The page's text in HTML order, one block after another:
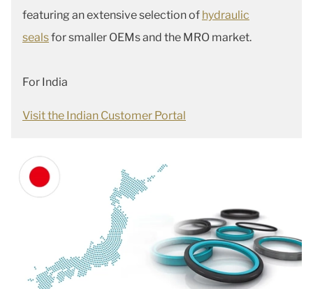
featuring an extensive selection of hydraulic
sealsfor smaller OEMs and the MRO market.
For India
Visit the Indian Customer Portal